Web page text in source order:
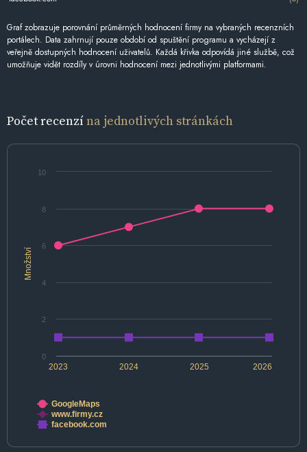
Graf zobrazuje porovnání průměrných hodnocení firmy na vybraných recenzních
portálech. Data zahrnují pouze období od spuštění programu a vycházejí z
veřejně dostupných hodnocení uživatelů. Každá křivka odpovídá jiné službě, což
umožňuje vidět rozdíly v úrovni hodnocení mezi jednotlivými platformami.
Počet recenzína jednotlivých stránkách
Množství
2024 2026
2023 2025
0
2
4
6
8
10
GoogleMaps
www.firmy.cz
facebook.com